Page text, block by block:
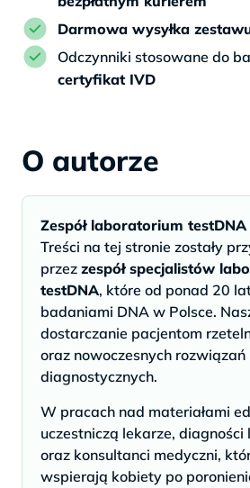
Darmowa wysyłka
Odczynniki stosowane do
certyfikat IVD
O autorze
Zespół laboratorium testDNA
Treści na tej stronie zostały
przez zespół specjalistów
testDNA, które od ponad 20
badaniami DNA w Polsce.
dostarczanie pacjentom
oraz nowoczesnych rozwiązań
diagnostycznych.
W pracach nad materiałami
uczestniczą lekarze,
oraz konsultanci medyczni,
wspierają kobiety po